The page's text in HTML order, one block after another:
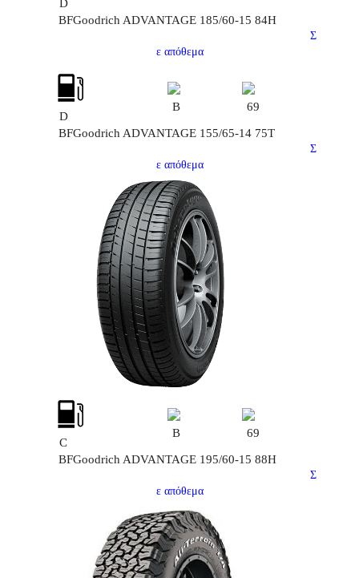
D
BFGoodrich ADVANTAGE 185/60-15 84H
Σ
ε απόθεμα
D
B 69
BFGoodrich ADVANTAGE 155/65-14 75T
Σ
ε απόθεμα
C
B 69
BFGoodrich ADVANTAGE 195/60-15 88H
Σ
ε απόθεμα